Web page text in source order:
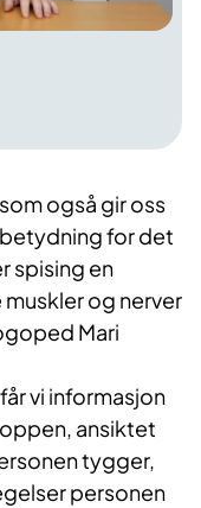
også gir oss
for det
spising en
og nerver
Mari
vi informasjon
ansiktet
tygger,
personen